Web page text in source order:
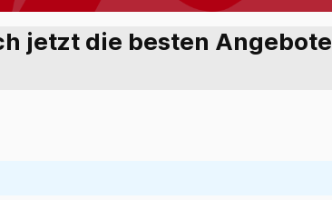
jetzt die besten Angebote